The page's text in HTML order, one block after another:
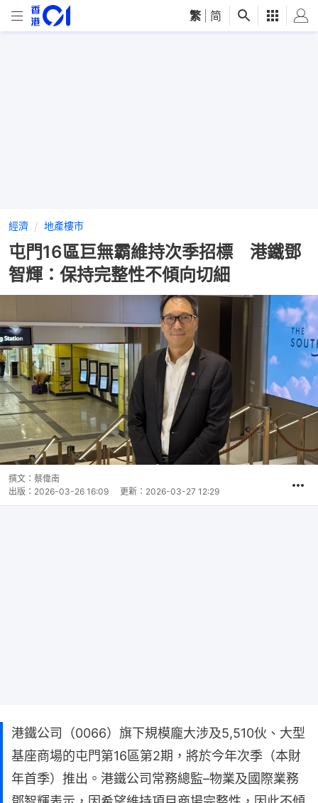
繁 简
經濟 地產樓市
屯門16區巨無霸維持次季招標 港鐵鄧
智輝：保持完整性不傾向切細
撰文： 蔡偉南
出版： 2026-03-26 16:09 更新： 2026-03-27 12:29
港鐵公司（0066）旗下規模龐大涉及5,510伙、大型
基座商場的屯門第16區第2期，將於今年次季（本財
年首季）推出。港鐵公司常務總監–物業及國際業務